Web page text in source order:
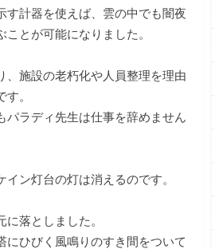
す計器を使えば、雲の中でも闇夜
とが可能になりました。
、施設の老朽化や人員整理を理由
。
パラディ先生は仕事を辞めません
ン灯台の灯は消えるのです。
落としました。
にひびく風鳴りのすき間をついて